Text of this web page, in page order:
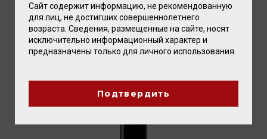
Сайт содержит информацию, не рекомендованную
для лиц, не достигших совершеннолетнего
возраста. Сведения, размещенные на сайте, носят
исключительно информационный характер и
предназначены только для личного использования.
Подтвердить